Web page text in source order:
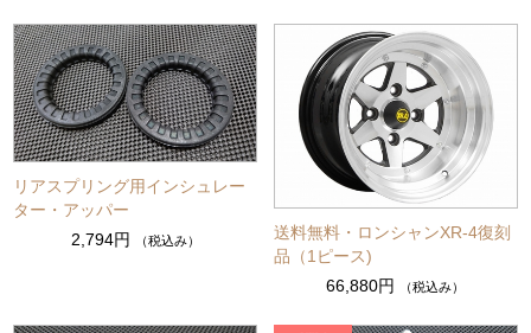
リアスプリング用インシュレー
ター・アッパー
2,794円
（税込み）
送料無料・ロンシャンXR-4復刻
品（1ピース)
66,880円
（税込み）